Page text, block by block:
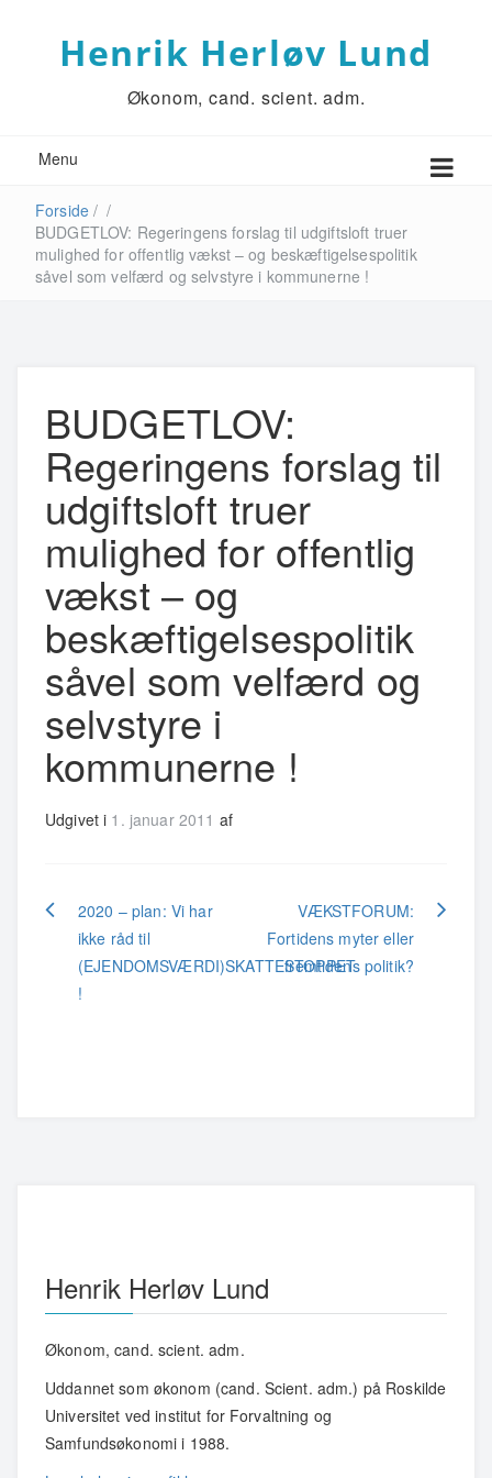
Henrik Herløv Lund
Økonom, cand. scient. adm.
Menu
Forside / /
BUDGETLOV: Regeringens forslag til udgiftsloft truer
mulighed for offentlig vækst – og beskæftigelsespolitik
såvel som velfærd og selvstyre i kommunerne !
BUDGETLOV:
Regeringens forslag til
udgiftsloft truer
mulighed for offentlig
vækst – og
beskæftigelsespolitik
såvel som velfærd og
selvstyre i
kommunerne !
Udgivet i 1. januar 2011 af
Indlægsnavigation
2020 – plan: Vi har
ikke råd til
(EJENDOMSVÆRDI)SKATTESTOPPET
!
VÆKSTFORUM:
Fortidens myter eller
fremtidens politik?
Henrik Herløv Lund
Økonom, cand. scient. adm.
Uddannet som økonom (cand. Scient. adm.) på Roskilde
Universitet ved institut for Forvaltning og
Samfundsøkonomi i 1988.